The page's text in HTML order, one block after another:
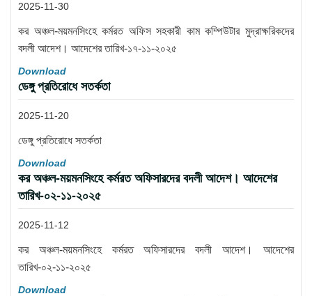
2025-11-30
কর অঞ্চল-ময়মনসিংহে কর্মরত অফিস সহকারী কাম কম্পিউটার মুদ্রাক্ষরিকদের
বদলী আদেশ। আদেশের তারিখ-১৭-১১-২০২৫
Download
ডেঙ্গু প্রতিরোধে সতর্কতা
2025-11-20
ডেঙ্গু প্রতিরোধে সতর্কতা
Download
কর অঞ্চল-ময়মনসিংহে কর্মরত অফিসারদের বদলী আদেশ। আদেশের
তারিখ-০২-১১-২০২৫
2025-11-12
কর অঞ্চল-ময়মনসিংহে কর্মরত অফিসারদের বদলী আদেশ। আদেশের
তারিখ-০২-১১-২০২৫
Download